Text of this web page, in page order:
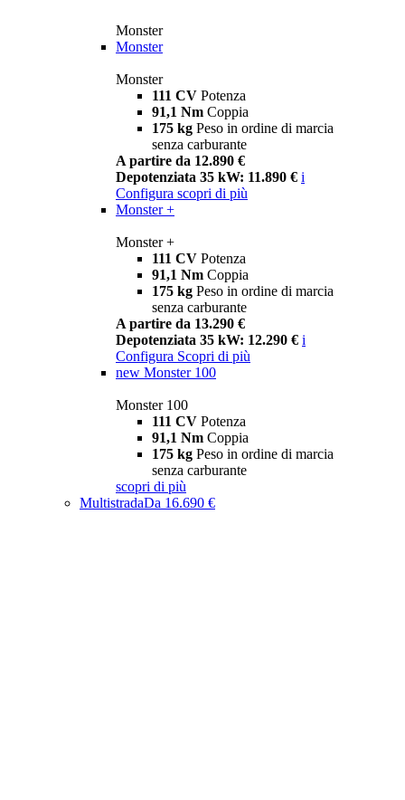
Monster
Monster
Monster
111 CV Potenza
91,1 Nm Coppia
175 kg Peso in ordine di marcia
senza carburante
A partire da 12.890 €
Depotenziata 35 kW: 11.890 € i
Configura scopri di più
Monster +
Monster +
111 CV Potenza
91,1 Nm Coppia
175 kg Peso in ordine di marcia
senza carburante
A partire da 13.290 €
Depotenziata 35 kW: 12.290 € i
Configura Scopri di più
new Monster 100
Monster 100
111 CV Potenza
91,1 Nm Coppia
175 kg Peso in ordine di marcia
senza carburante
scopri di più
MultistradaDa 16.690 €